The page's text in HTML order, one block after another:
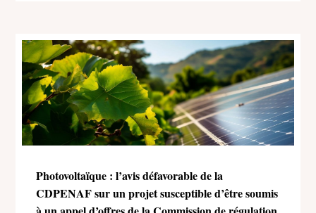
Photovoltaïque : l’avis défavorable de la
CDPENAF sur un projet susceptible d’être soumis